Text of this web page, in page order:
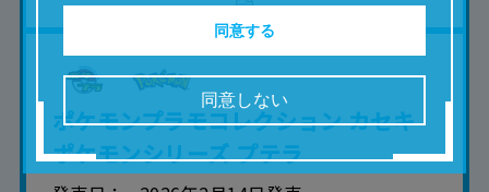
ポケモンプラモコレクション カセキ
ポケモンシリーズ プテラ
使用（本サービス内の意見投稿の目的での画像
等の利用を含みます。）を超えて使用（複製、
複写、改変、掲示、頒布、配信、販売、出版等
を含むがこれに限りません。）することは禁止
いたします。
■掲載している取扱説明書は、お客様が購入され
た商品に同梱されたものと異なる場合がありま
す。
同意しない
同意する